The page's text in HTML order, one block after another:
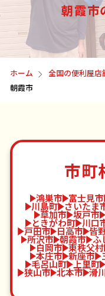
朝霞市
ホーム 全国の便利屋店
朝霞市
市町
鴻巣市 富士見市
川島町 さいたま
草加市 坂戸市
ときがわ町 川口
戸田市 日高市 皆
所沢市 朝霞市 ふ
白岡市 東秩父村
本庄市 新座市
毛呂山町 上里町
狭山市 北本市 滑